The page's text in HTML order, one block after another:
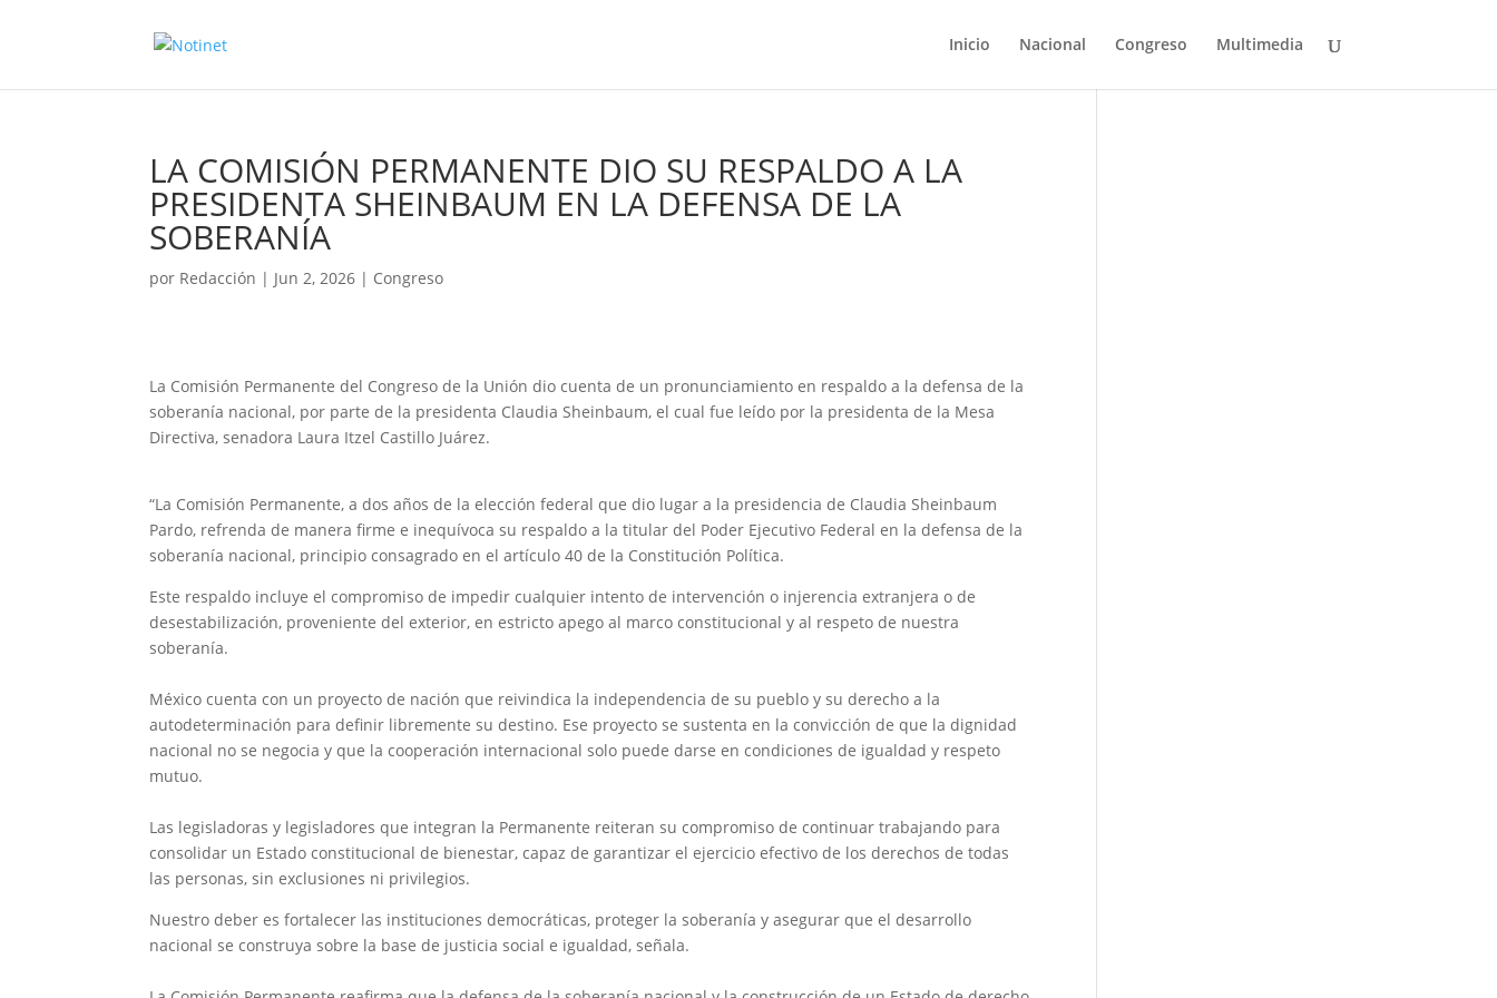
Inicio Nacional Congreso Multimedia
LA COMISIÓN PERMANENTE DIO SU RESPALDO A LA
PRESIDENTA SHEINBAUM EN LA DEFENSA DE LA
SOBERANÍA
por Redacción | Jun 2, 2026 | Congreso
La Comisión Permanente del Congreso de la Unión dio cuenta de un pronunciamiento en respaldo a la defensa de la
soberanía nacional, por parte de la presidenta Claudia Sheinbaum, el cual fue leído por la presidenta de la Mesa
Directiva, senadora Laura Itzel Castillo Juárez.
“La Comisión Permanente, a dos años de la elección federal que dio lugar a la presidencia de Claudia Sheinbaum
Pardo, refrenda de manera firme e inequívoca su respaldo a la titular del Poder Ejecutivo Federal en la defensa de la
soberanía nacional, principio consagrado en el artículo 40 de la Constitución Política.
Este respaldo incluye el compromiso de impedir cualquier intento de intervención o injerencia extranjera o de
desestabilización, proveniente del exterior, en estricto apego al marco constitucional y al respeto de nuestra
soberanía.
México cuenta con un proyecto de nación que reivindica la independencia de su pueblo y su derecho a la
autodeterminación para definir libremente su destino. Ese proyecto se sustenta en la convicción de que la dignidad
nacional no se negocia y que la cooperación internacional solo puede darse en condiciones de igualdad y respeto
mutuo.
Las legisladoras y legisladores que integran la Permanente reiteran su compromiso de continuar trabajando para
consolidar un Estado constitucional de bienestar, capaz de garantizar el ejercicio efectivo de los derechos de todas
las personas, sin exclusiones ni privilegios.
Nuestro deber es fortalecer las instituciones democráticas, proteger la soberanía y asegurar que el desarrollo
nacional se construya sobre la base de justicia social e igualdad, señala.